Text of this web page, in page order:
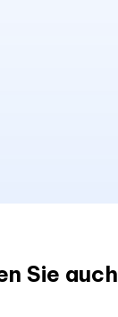
Sie auch